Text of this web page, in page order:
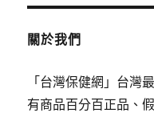
關於我們
「台灣保健網」台灣
有商品百分百正品、